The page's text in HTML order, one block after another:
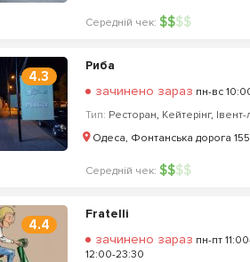
Середній чек: $$$$
4.3
Риба
зачинено зараз пн-вс
Тип: Ресторан, Кейтерінг,
Одеса, Фонтанська дорога
Середній чек: $$$$
4.4
Fratelli
зачинено зараз пн-пт
12:00-23:30